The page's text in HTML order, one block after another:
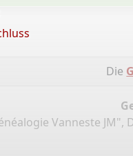
Die
Vanneste JM",